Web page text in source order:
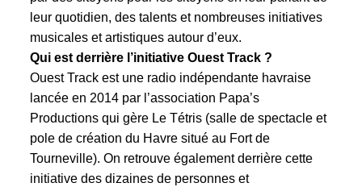
leur quotidien, des talents et nombreuses initiatives
musicales et artistiques autour d’eux.
Qui est derrière l’initiative Ouest Track ?
Ouest Track est une radio indépendante havraise
lancée en 2014 par l’association Papa’s
Productions qui gère Le Tétris (salle de spectacle et
pole de création du Havre situé au Fort de
Tourneville). On retrouve également derrière cette
initiative des dizaines de personnes et